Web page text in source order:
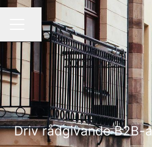
KARRIÄRMENY
Dela sidan
Driv rådgivande B2B-